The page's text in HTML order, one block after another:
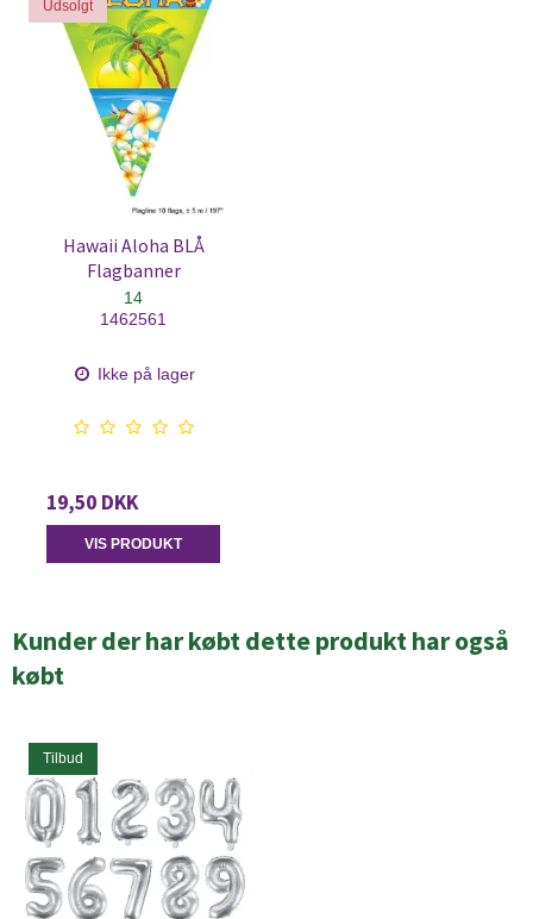
Udsolgt
Hawaii Aloha BLÅ
Flagbanner
14
1462561
Ikke på lager
19,50 DKK
VIS PRODUKT
Kunder der har købt dette produkt har også
købt
Tilbud